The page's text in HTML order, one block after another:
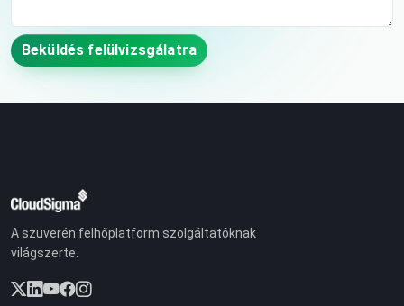
Beküldés felülvizsgálatra
A szuverén felhőplatform szolgáltatóknak
világszerte.